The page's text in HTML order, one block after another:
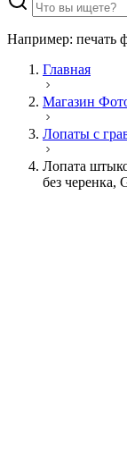
Например: печать
Главная
Магазин
Лопаты с
Лопата
без черенка,